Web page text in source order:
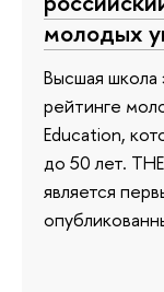
молодых
Высшая школа
рейтинге
Education,
до 50 лет.
является